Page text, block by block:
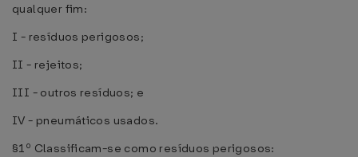
qualquer fim:
I - resíduos perigosos;
II - rejeitos;
III - outros resíduos; e
IV - pneumáticos usados.
§1º Classificam-se como resíduos perigosos: